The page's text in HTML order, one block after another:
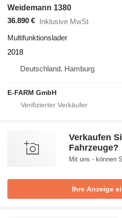
Weidemann 1380
36.890 € Inklusive MwSt
Multifunktionslader
2018
Deutschland, Hamburg
E-FARM GmbH
Verkaufen
Fahrzeuge?
Mit uns - können
Ihre Anzeige